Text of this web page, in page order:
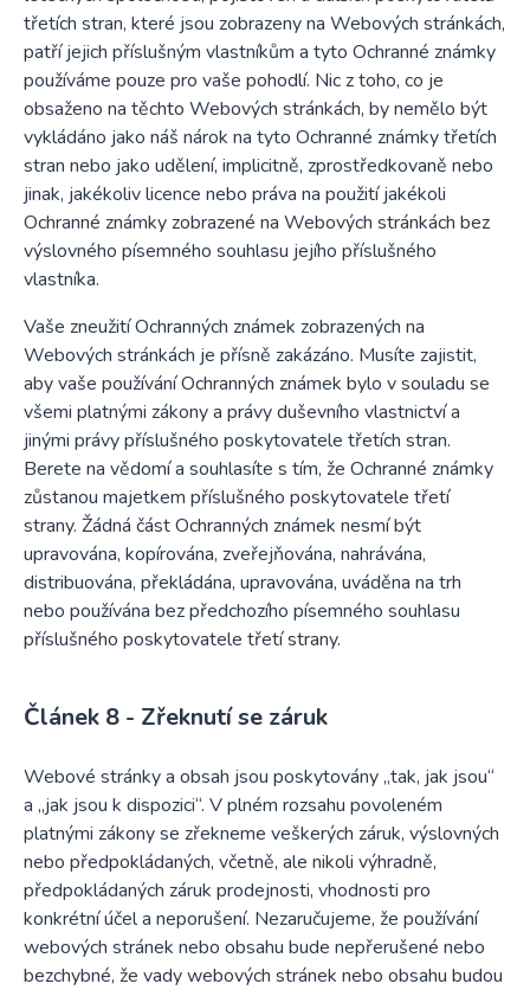
třetích stran, které jsou zobrazeny na Webových stránkách,
patří jejich příslušným vlastníkům a tyto Ochranné známky
používáme pouze pro vaše pohodlí. Nic z toho, co je
obsaženo na těchto Webových stránkách, by nemělo být
vykládáno jako náš nárok na tyto Ochranné známky třetích
stran nebo jako udělení, implicitně, zprostředkovaně nebo
jinak, jakékoliv licence nebo práva na použití jakékoli
Ochranné známky zobrazené na Webových stránkách bez
výslovného písemného souhlasu jejího příslušného
vlastníka.
Vaše zneužití Ochranných známek zobrazených na
Webových stránkách je přísně zakázáno. Musíte zajistit,
aby vaše používání Ochranných známek bylo v souladu se
všemi platnými zákony a právy duševního vlastnictví a
jinými právy příslušného poskytovatele třetích stran.
Berete na vědomí a souhlasíte s tím, že Ochranné známky
zůstanou majetkem příslušného poskytovatele třetí
strany. Žádná část Ochranných známek nesmí být
upravována, kopírována, zveřejňována, nahrávána,
distribuována, překládána, upravována, uváděna na trh
nebo používána bez předchozího písemného souhlasu
příslušného poskytovatele třetí strany.
Zřeknutí se záruk
Webové stránky a obsah jsou poskytovány „tak, jak jsou“
a „jak jsou k dispozici“. V plném rozsahu povoleném
platnými zákony se zřekneme veškerých záruk, výslovných
nebo předpokládaných, včetně, ale nikoli výhradně,
předpokládaných záruk prodejnosti, vhodnosti pro
konkrétní účel a neporušení. Nezaručujeme, že používání
webových stránek nebo obsahu bude nepřerušené nebo
bezchybné, že vady webových stránek nebo obsahu budou